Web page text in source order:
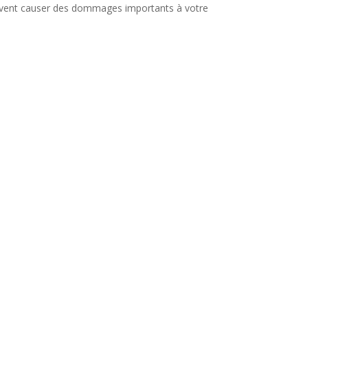
causer des dommages importants à votre